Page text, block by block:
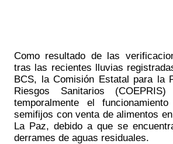
Como resultado de las
tras las recientes lluvias
BCS, la Comisión Estatal para la
Riesgos Sanitarios
temporalmente el
semifijos con venta de alimentos
La Paz, debido a que se
derrames de aguas residuales.